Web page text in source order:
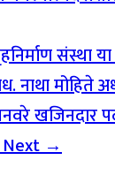
संस्था
नाथा मोहिते
खजिनदार
Next →